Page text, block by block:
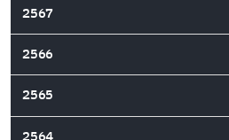
2567
2566
2565